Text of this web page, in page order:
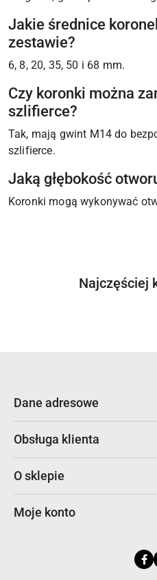
Jakie średnice
zestawie?
6, 8, 20, 35, 50 i 68 mm.
Czy koronki można
szlifierce?
Tak, mają gwint M14 do
szlifierce.
Jaką głębokość
Koronki mogą wykonywać
Pomiń karuzelę
Produkty
Najczęściej
Dane adresowe
Obsługa klienta
O sklepie
Moje konto